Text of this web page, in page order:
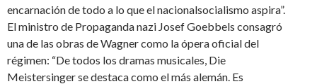
encarnación de todo a lo que el nacionalsocialismo aspira”.
El ministro de Propaganda nazi Josef Goebbels consagró
una de las obras de Wagner como la ópera oficial del
régimen: “De todos los dramas musicales, Die
Meistersinger se destaca como el más alemán. Es